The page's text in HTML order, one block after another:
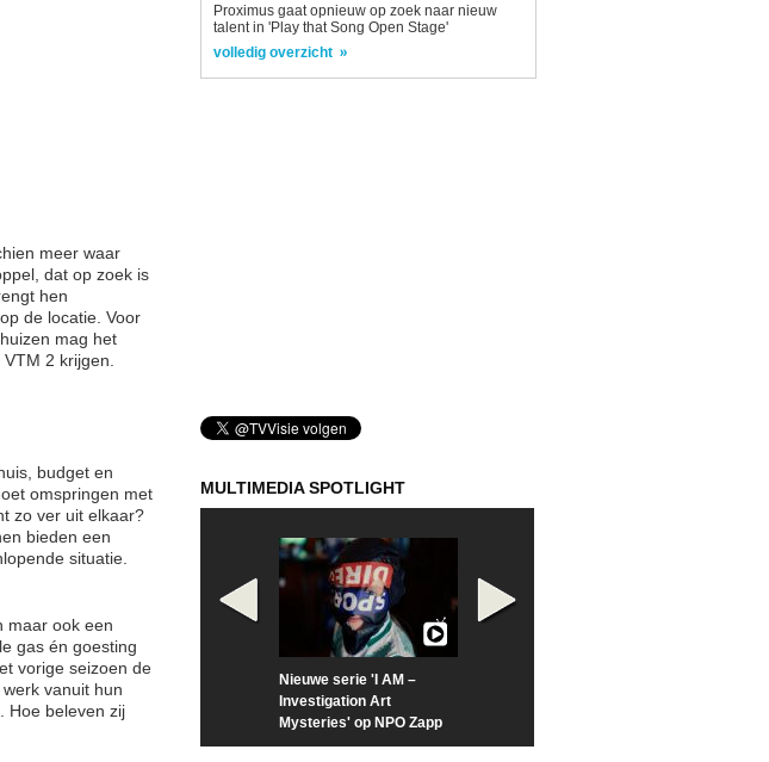
meer waar
dat op zoek is
hen
de locatie. Voor
mag het
2 krijgen.
budget en
omspringen met
zo ver uit elkaar?
bieden een
situatie.
maar ook een
gas én goesting
vorige seizoen de
vanuit hun
Hoe beleven zij
Proximus gaat opnieuw op zoek naar nieuw
talent in 'Play that Song Open Stage'
volledig overzicht
MULTIMEDIA SPOTLIGHT
Nieuwe serie 'I AM –
Investigation Art
Mysteries' op NPO Zapp